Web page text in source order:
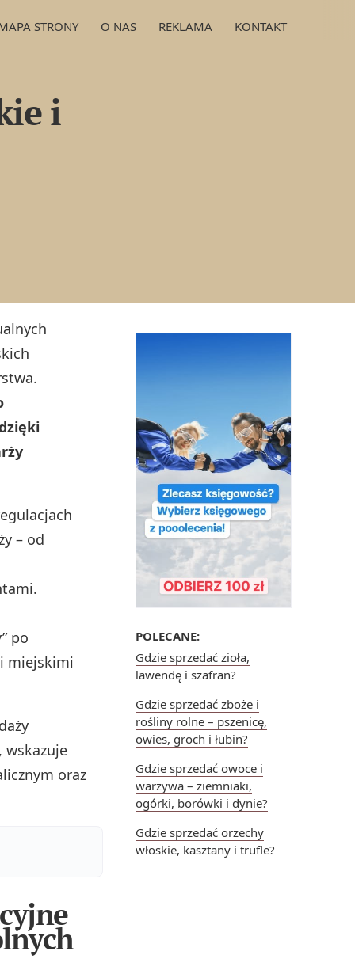
STRONY O NAS REKLAMA KONTAKT
i
POLECANE:
Gdzie sprzedać zioła,
lawendę i szafran?
Gdzie sprzedać zboże i
rośliny rolne – pszenicę,
owies, groch i łubin?
Gdzie sprzedać owoce i
warzywa – ziemniaki,
ogórki, borówki i dynie?
Gdzie sprzedać orzechy
włoskie, kasztany i trufle?
– od
po
miejskimi
wskazuje
oraz